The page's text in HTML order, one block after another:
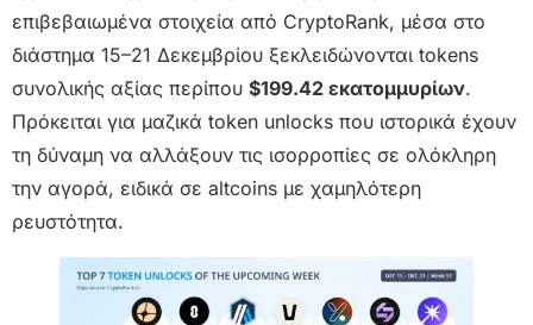
επιβεβαιωμένα στοιχεία από CryptoRank, μέσα στο
διάστημα 15–21 Δεκεμβρίου ξεκλειδώνονται tokens
συνολικής αξίας περίπου $199.42 εκατομμυρίων.
Πρόκειται για μαζικά token unlocks που ιστορικά έχουν
τη δύναμη να αλλάξουν τις ισορροπίες σε ολόκληρη
την αγορά, ειδικά σε altcoins με χαμηλότερη
ρευστότητα.